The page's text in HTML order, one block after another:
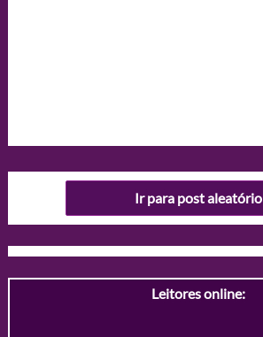
Ir para post aleatório
Leitores online: